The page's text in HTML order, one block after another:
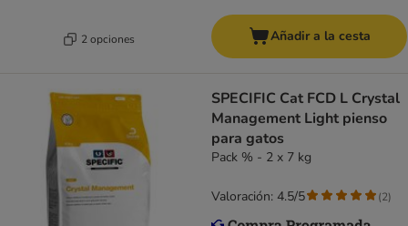
2 opciones Añadir a la cesta
SPECIFIC Cat FCD L Crystal
Management Light pienso
para gatos
Pack % - 2 x 7 kg
Valoración: 4.5/5 (2)